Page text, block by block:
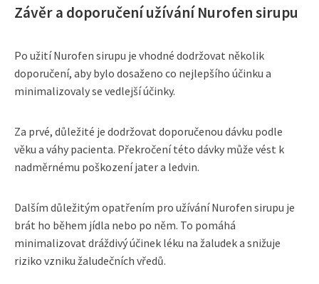
Závěr a doporučení užívání Nurofen sirupu
Po užití Nurofen sirupu je vhodné dodržovat několik
doporučení, aby bylo dosaženo co nejlepšího účinku a
minimalizovaly se vedlejší účinky.
Za prvé, důležité je dodržovat doporučenou dávku podle
věku a váhy pacienta. Překročení této dávky může vést k
nadměrnému poškození jater a ledvin.
Dalším důležitým opatřením pro užívání Nurofen sirupu je
brát ho během jídla nebo po něm. To pomáhá
minimalizovat dráždivý účinek léku na žaludek a snižuje
riziko vzniku žaludečních vředů.